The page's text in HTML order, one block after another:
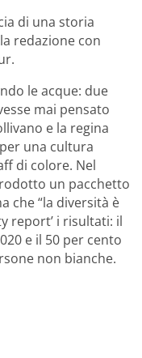
di una storia
redazione con
le acque: due
mai pensato
e la regina
una cultura
di colore. Nel
un pacchetto
che “la diversità è
report’ i risultati: il
e il 50 per cento
non bianche.